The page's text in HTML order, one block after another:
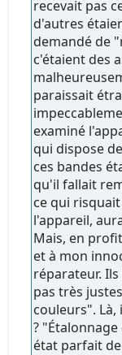
recevait pas
d'autres
demandé de
c'étaient des
paraissait
examiné
qui dispose
ces bandes
qu'il fallait
ce qui
l'appareil,
Mais, en
et à mon
réparateur.
pas très
couleurs".
?
état parfait